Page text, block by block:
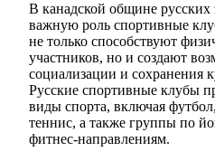
В канадской общине
важную роль спортивные
не только способствуют
участников, но и создают
социализации и сохранения
Русские спортивные клубы
виды спорта, включая
теннис, а также группы по
фитнес-направлениям.